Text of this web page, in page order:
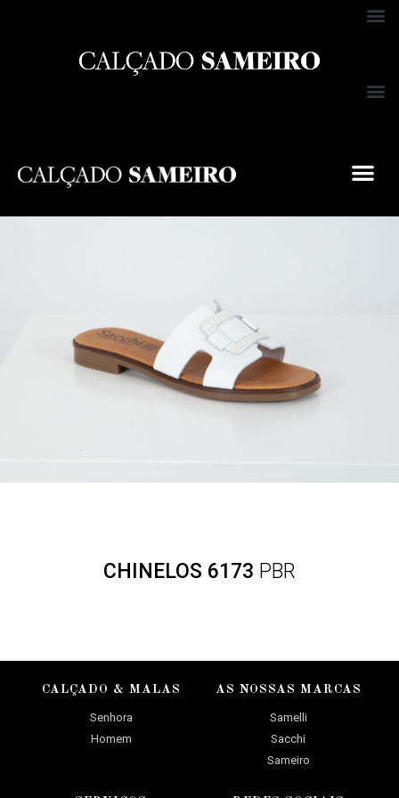
CHINELOS 6173 PBR
CALÇADO & MALAS
Senhora
Homem
AS NOSSAS MARCAS
Samelli
Sacchi
Sameiro